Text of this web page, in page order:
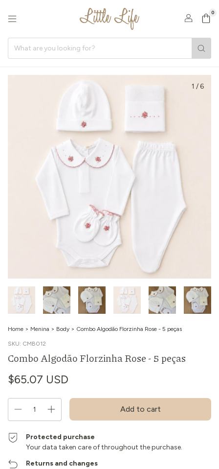
0
1 /6
Home > Menina > Body > Combo Algodão Florzinha Rose - 5 peças
SKU: CMB012
Combo Algodão Florzinha Rose - 5 peças
$65.07 USD
Protected purchase
Your data taken care of throughout the purchase.
Returns and changes